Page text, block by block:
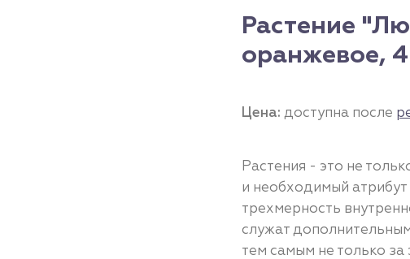
Растение
оранжевое,
Цена: доступна после
Растения - это не
и необходимый
трехмерность
служат
тем самым не только за